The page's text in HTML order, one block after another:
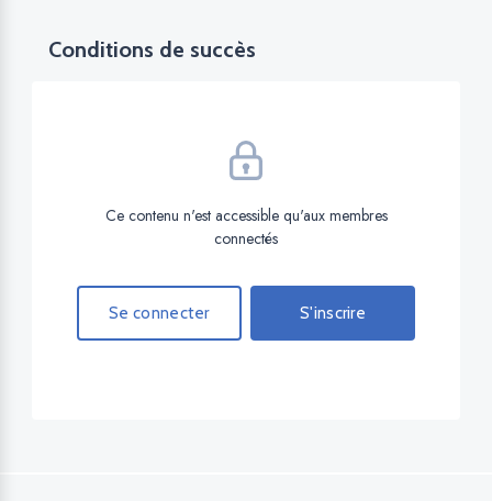
Conditions de succès
Ce contenu n'est accessible qu'aux membres
connectés
Se connecter S'inscrire